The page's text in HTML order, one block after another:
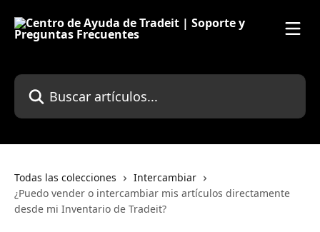
Buscar artículos...
Todas las colecciones
Intercambiar
¿Puedo vender o intercambiar mis artículos directamente
desde mi Inventario de Tradeit?